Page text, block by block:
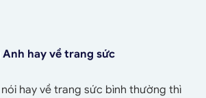
hay về trang sức
hay về trang sức bình thường thì